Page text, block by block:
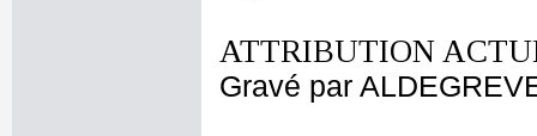
ATTRIBUTION
Gravé par